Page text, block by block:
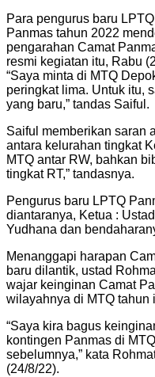
Para pengurus baru
Panmas tahun 2022
pengarahan Camat
resmi kegiatan itu, Rabu
“Saya minta di MTQ
peringkat lima. Untuk itu,
yang baru,” tandas Saiful.
Saiful memberikan saran
antara kelurahan tingkat
MTQ antar RW, bahkan
tingkat RT,” tandasnya.
Pengurus baru LPTQ
diantaranya, Ketua :
Yudhana dan
Menanggapi harapan
baru dilantik, ustad
wajar keinginan Camat
wilayahnya di MTQ tahun
“Saya kira bagus
kontingen Panmas di
sebelumnya,” kata
(24/8/22).